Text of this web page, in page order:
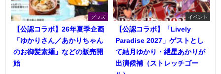
グッズ
【公認コラボ】26年夏季企画
「ゆかりさん／あかりちゃん
のお御髪素麺」などの販売開
始
イベント
【公認コラボ】「Lively
Paradise 2027」ゲストとし
て結月ゆかり・紲星あかりが
出演候補（ストレッチゴー